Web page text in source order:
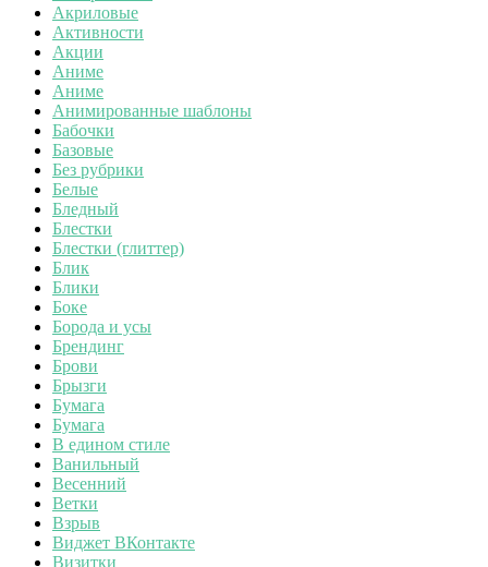
Акриловые
Активности
Акции
Аниме
Аниме
Анимированные шаблоны
Бабочки
Базовые
Без рубрики
Белые
Бледный
Блестки
Блестки (глиттер)
Блик
Блики
Боке
Борода и усы
Брендинг
Брови
Брызги
Бумага
Бумага
В едином стиле
Ванильный
Весенний
Ветки
Взрыв
Виджет ВКонтакте
Визитки